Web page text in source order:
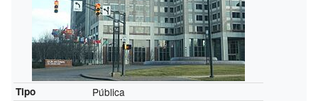
Tipo Pública